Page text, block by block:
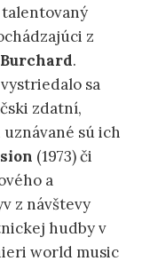
z
.
sa
zdatní,
sú ich
(1973) či
a
z návštevy
hudby v
world music